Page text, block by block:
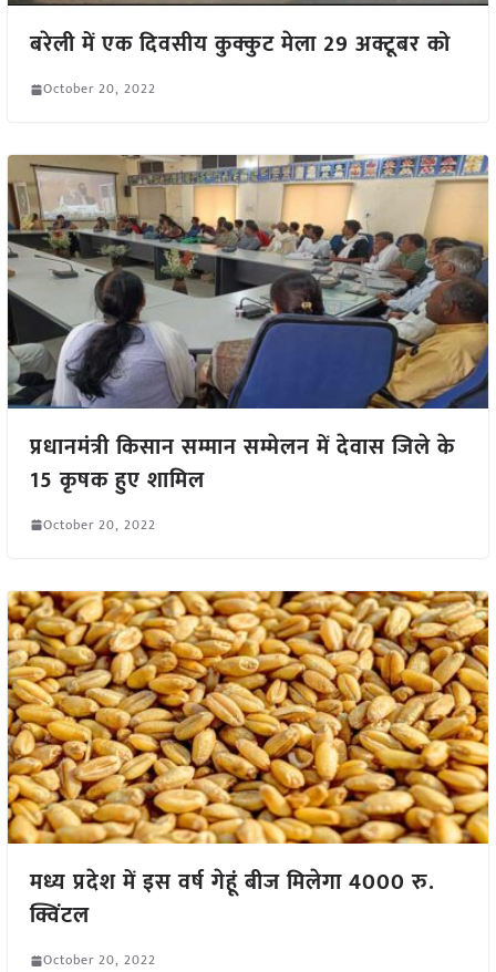
बरेली में एक दिवसीय कुक्कुट मेला 29 अक्टूबर को
October 20, 2022
प्रधानमंत्री किसान सम्मान सम्मेलन में देवास जिले के
15 कृषक हुए शामिल
October 20, 2022
मध्य प्रदेश में इस वर्ष गेहूं बीज मिलेगा 4000 रु.
क्विंटल
October 20, 2022